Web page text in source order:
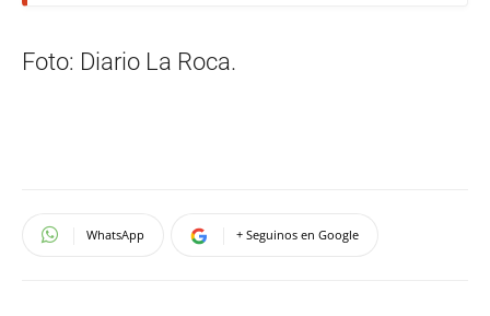
Foto: Diario La Roca.
WhatsApp + Seguinos en Google